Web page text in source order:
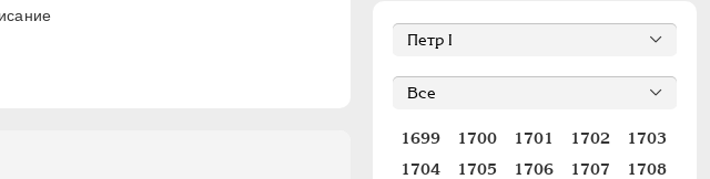
1699 1700 1701 1702
1703
1704
1705 1706 1707
1708